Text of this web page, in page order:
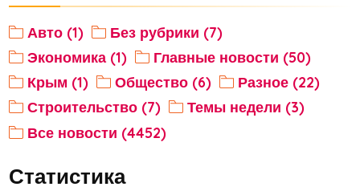
Авто (1)
Без рубрики (7)
Экономика (1)
Главные новости (50)
Крым (1)
Общество (6)
Разное (22)
Строительство (7)
Темы недели (3)
Все новости (4452)
Статистика